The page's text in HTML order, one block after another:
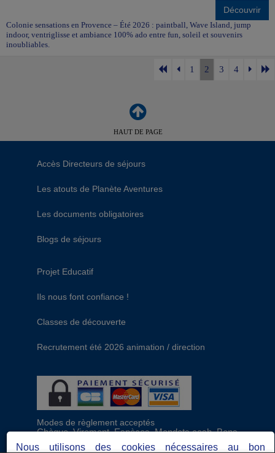
Découvrir
Colonie sensations en Provence – Été 2026 : paintball, Wave Island, jump
indoor, ventriglisse et ambiance 100% ado entre fun, soleil et souvenirs
inoubliables.
1 2 3 4
HAUT DE PAGE
Accès Directeurs de séjours
Les atouts de Planète Aventures
Les documents obligatoires
Blogs de séjours
Projet Educatif
Ils nous font confiance !
Classes de découverte
Recrutement été 2026 animation / direction
Modes de règlement acceptés
Chèque, Virement, Espèces, Mandats cash, Bons
CAF, Conseil général, Chèques vacances, Carte
Nous utilisons des cookies nécessaires au bon